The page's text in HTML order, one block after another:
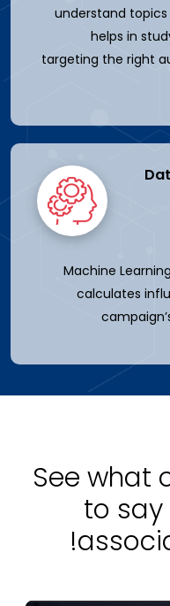
understand
helps in
targeting the right
Machine
calculates
See what
to